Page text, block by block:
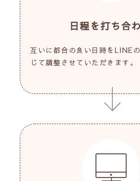
日程を打ち合
互いに都合の良い日時をLINE
じて調整させていただきます。